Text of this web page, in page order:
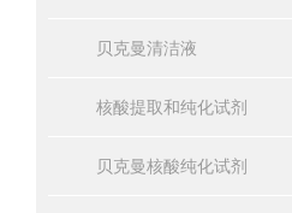
贝克曼清洁液
核酸提取和纯化试剂
贝克曼核酸纯化试剂